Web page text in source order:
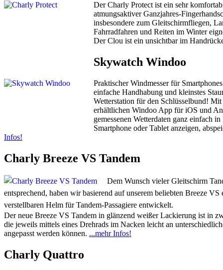
Der Charly Protect ist ein sehr
atmungsaktiver Ganzjahres-
insbesondere zum Gleitschirmfliegen,
Fahrradfahren und Reiten im Winter
Der Clou ist ein unsichtbar im
Skywatch Windoo
Praktischer Windmesser für
einfache Handhabung und kleinstes
Wetterstation für den Schlüsselbund!
erhältlichen Windoo App für iOS und
gemessenen Wetterdaten ganz einfach
Smartphone oder Tablet anzeigen,
Infos!
Charly Breeze VS Tandem
Dem Wunsch vieler Gleitschirm
entsprechend, haben wir basierend auf unserem beliebten Breeze VS
verstellbaren Helm für Tandem-Passagiere entwickelt.
Der neue Breeze VS Tandem in glänzend weißer Lackierung ist in
die jeweils mittels eines Drehrads im Nacken leicht an
angepasst werden können. ...mehr Infos!
Charly Quattro